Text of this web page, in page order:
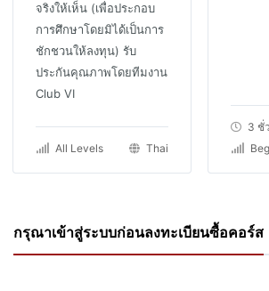
จริงให้เห็น (เพื่อประกอบ
การศึกษาโดยมิได้เป็นการ
ชักชวนให้ลงทุน) รับ
ประกันคุณภาพโดยทีมงาน
Club VI
All Levels Thai
3 ชั่
กรุณาเข้าสู่ระบบก่อนลงทะเบียนซื้อคอร์ส